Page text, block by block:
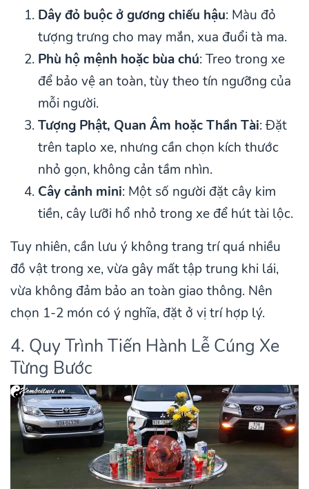
Dây đỏ buộc ở gương chiếu hậu: Màu đỏ
tượng trưng cho may mắn, xua đuổi tà ma.
Phù hộ mệnh hoặc bùa chú: Treo trong xe
để bảo vệ an toàn, tùy theo tín ngưỡng của
mỗi người.
Tượng Phật, Quan Âm hoặc Thần Tài: Đặt
trên taplo xe, nhưng cần chọn kích thước
nhỏ gọn, không cản tầm nhìn.
Cây cảnh mini: Một số người đặt cây kim
tiền, cây lưỡi hổ nhỏ trong xe để hút tài lộc.
Tuy nhiên, cần lưu ý không trang trí quá nhiều
đồ vật trong xe, vừa gây mất tập trung khi lái,
vừa không đảm bảo an toàn giao thông. Nên
chọn 1-2 món có ý nghĩa, đặt ở vị trí hợp lý.
4. Quy Trình Tiến Hành Lễ Cúng Xe
Từng Bước